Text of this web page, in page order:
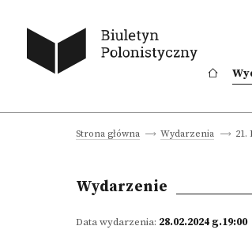
Strona główna Wydarzenia 21.
Wydarzenie
Data wydarzenia: 28.02.2024 g.19:00